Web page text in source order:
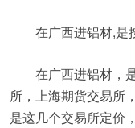
在广西进铝材,是
在广西进铝材，
所，上海期货交易所
是这几个交易所定价